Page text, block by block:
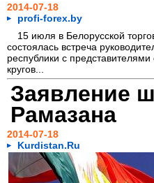
2014-07-18
profi-forex.by
15 июля в Белорусской
состоялась встреча
республики с
кругов...
Заявление
Рамазана
2014-07-18
Kurdistan.Ru